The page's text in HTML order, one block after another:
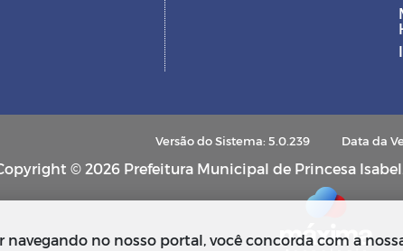
Versão do Sistema: 5.0.239 Data da
© 2026 Prefeitura Municipal de Princesa
navegando no nosso portal, você concorda com a